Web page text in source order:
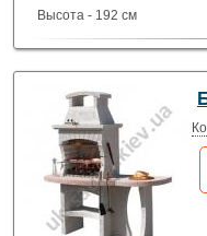
Высота - 192 см
Глубина - 83 см